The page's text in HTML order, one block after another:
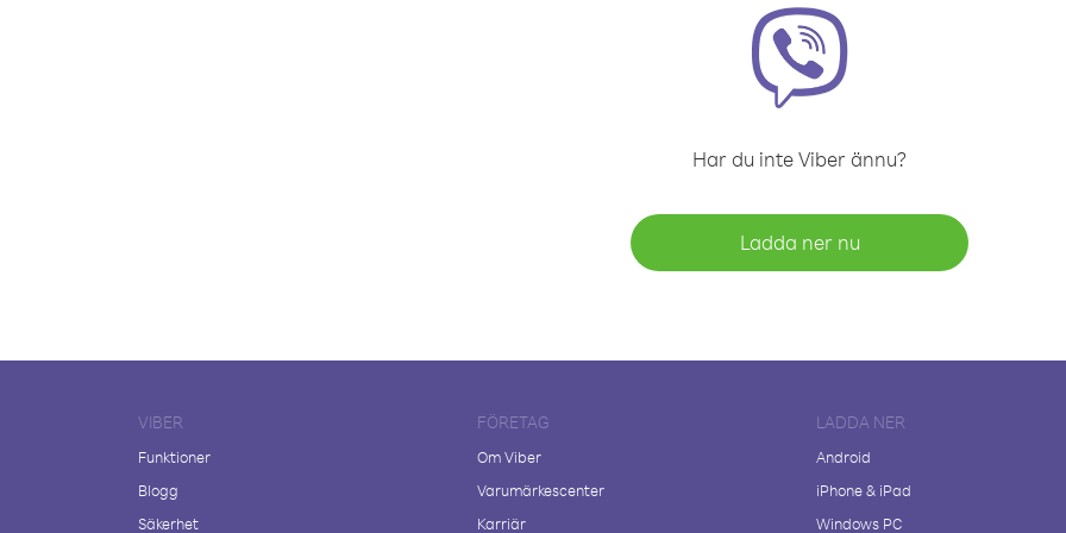
Har du inte Viber ännu?
Ladda ner nu
VIBER
Funktioner
Blogg
Säkerhet
FÖRETAG
Om Viber
Varumärkescenter
Karriär
LADDA NER
Android
iPhone & iPad
Windows PC